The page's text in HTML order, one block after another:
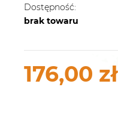
Dostępność:
brak towaru
176,00 zł